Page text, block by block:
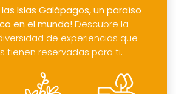
las Islas Galápagos, un paraíso
en el mundo!Descubre la
de experiencias que
tienen reservadas para ti.